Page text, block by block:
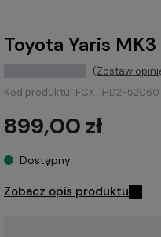
Toyota Yaris
(Zostaw
Kod produktu: FCX_HD2-
899,00 zł
Dostępny
Zobacz opis produktu